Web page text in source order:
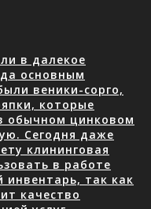
в далекое
основным
веники-сорго,
которые
обычном цинковом
Сегодня даже
клининговая
в работе
инвентарь, так как
качество